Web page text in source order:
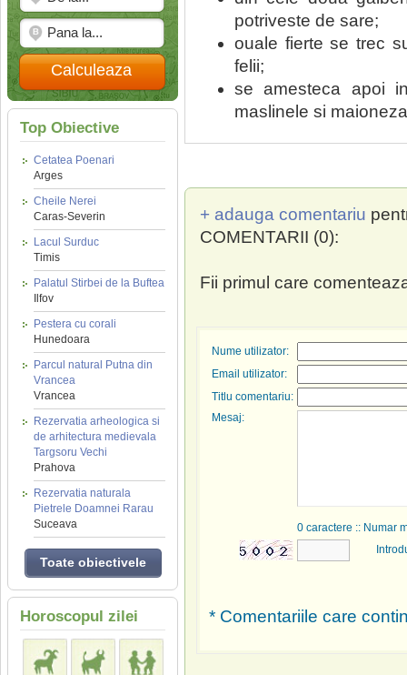
Calculeaza
Top Obiective
Cetatea Poenari
Arges
Cheile Nerei
Caras-Severin
Lacul Surduc
Timis
Palatul Stirbei de la Buftea
Ilfov
Pestera cu corali
Hunedoara
Parcul natural Putna din
Vrancea
Vrancea
Rezervatia arheologica si
de arhitectura medievala
Targsoru Vechi
Prahova
Rezervatia naturala
Pietrele Doamnei Rarau
Suceava
Toate obiectivele
Horoscopul zilei
potriveste de sare;
ouale fierte se trec
felii;
se amesteca apoi
maslinele si
+ adauga comentariu
COMENTARII (0):
Fii primul care
Nume utilizator:
Email utilizator:
Titlu comentariu:
Mesaj:
0 caractere :: Numar
* Comentariile care